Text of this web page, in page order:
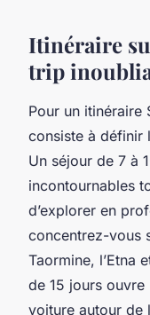
Itinéraire
trip
Pour un itinéraire
consiste à définir
Un séjour de 7 à
incontournables
d’explorer en
concentrez-vous
Taormine, l’Etna
de 15 jours
voiture autour de